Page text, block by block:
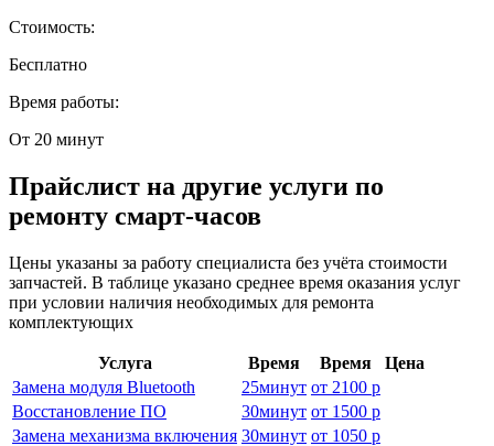
Стоимость:
Бесплатно
Время работы:
От 20 минут
Прайслист на другие услуги по
ремонту смарт-часов
Цены указаны за работу специалиста без учёта стоимости
запчастей. В таблице указано среднее время оказания услуг
при условии наличия необходимых для ремонта
комплектующих
Услуга Время Время
Цена
Замена модуля Bluetooth
25минут от 2100 р
Восстановление ПО
30минут от 1500 р
Замена механизма включения 30минут от 1050 р